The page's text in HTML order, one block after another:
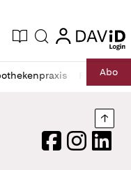
Ausgabe
Suche login
login
RechtAbo
FacebookInstagram